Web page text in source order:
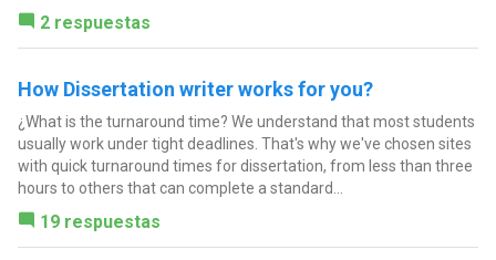
2 respuestas
How Dissertation writer works for you?
¿What is the turnaround time? We understand that most students
usually work under tight deadlines. That's why we've chosen sites
with quick turnaround times for dissertation, from less than three
hours to others that can complete a standard...
19 respuestas